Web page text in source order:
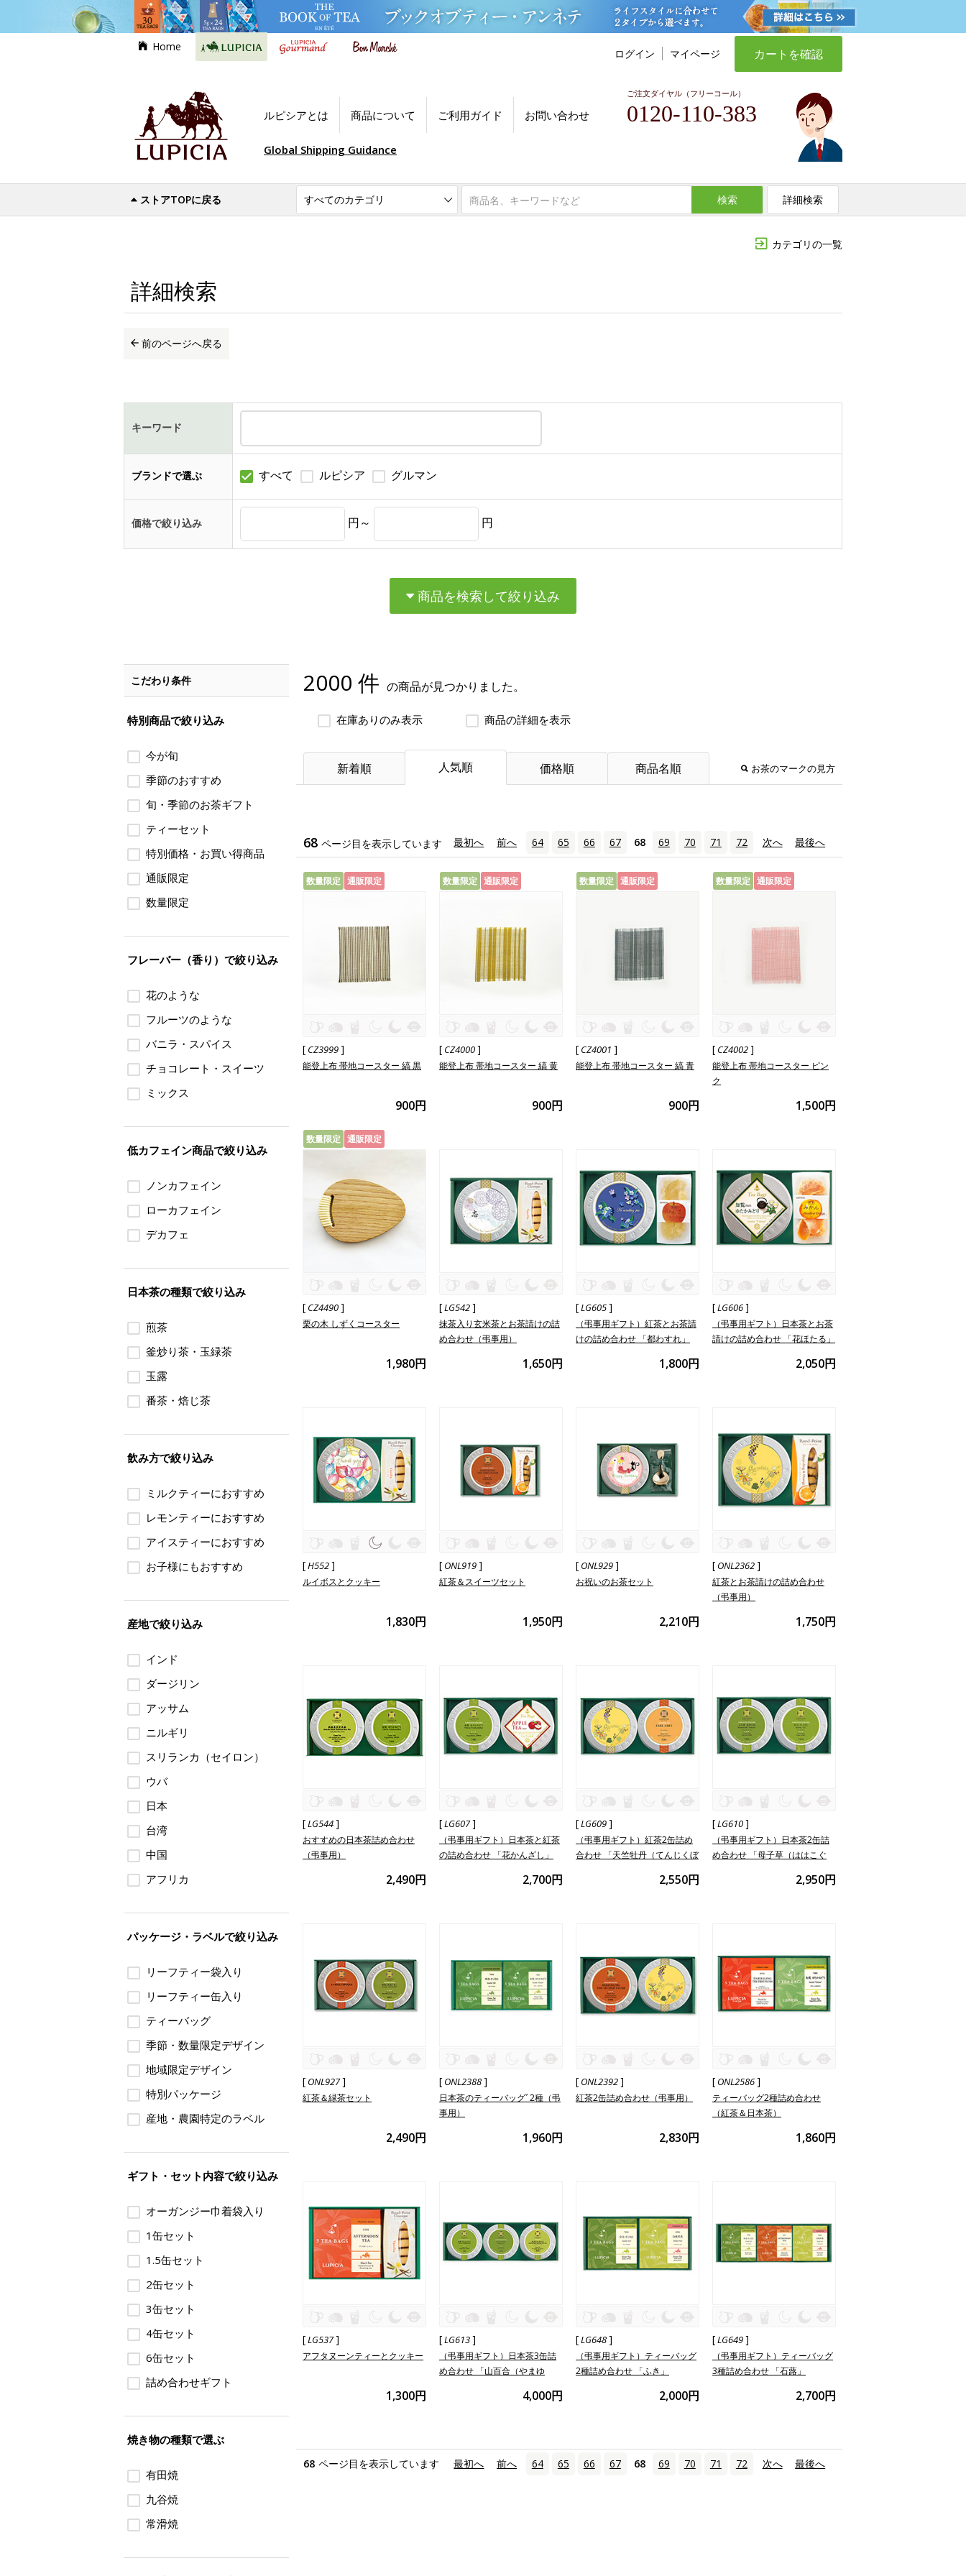
Home
ログイン マイページ カートを確認
ルピシアとは 商品について ご利用ガイド お問い合わせ
ご注文ダイヤル（フリーコール）
0120-110-383
Global Shipping Guidance
ストアTOPに戻る 検索 詳細検索
カテゴリの一覧
詳細検索
前のページへ戻る
キーワード
ブランドで選ぶ すべて ルピシア グルマン
価格で絞り込み 円～ 円
商品を検索して絞り込み
2000 件 の商品が見つかりました。
在庫ありのみ表示 商品の詳細を表示
新着順 人気順 価格順 商品名順 お茶のマークの見方
68 ページ目を表示しています 最初へ 前へ 64 65 66 67 68 69 70 71 72 次へ 最後へ
数量限定 通販限定
[ CZ3999]
能登上布 帯地コースター 縞 黒
900円
数量限定 通販限定
[ CZ4000]
能登上布 帯地コースター 縞 黄
900円
数量限定 通販限定
[ CZ4001 ]
能登上布 帯地コースター 縞 青
900円
数量限定 通販限定
[ CZ4002]
能登上布 帯地コースター ピン
ク
1,500円
数量限定 通販限定
[ CZ4490]
栗の木 しずくコースター
1,980円
[LG542]
抹茶入り玄米茶とお茶請けの詰
め合わせ（弔事用）
1,650円
[LG605]
（弔事用ギフト）紅茶とお茶請
けの詰め合わせ 「都わすれ」
1,800円
[LG606]
（弔事用ギフト）日本茶とお茶
請けの詰め合わせ 「花ほたる」
2,050円
[H552]
ルイボスとクッキー
1,830円
[ ONL919]
紅茶＆スイーツセット
1,950円
[ ONL929]
お祝いのお茶セット
2,210円
[ ONL2362]
紅茶とお茶請けの詰め合わせ
（弔事用）
1,750円
[LG544]
おすすめの日本茶詰め合わせ
（弔事用）
2,490円
[LG607]
（弔事用ギフト）日本茶と紅茶
の詰め合わせ 「花かんざし」
2,700円
[LG609]
（弔事用ギフト）紅茶2缶詰め
合わせ 「天竺牡丹（てんじくぼ
2,550円
[LG610]
（弔事用ギフト）日本茶2缶詰
め合わせ 「母子草（ははこぐ
2,950円
[ ONL927]
紅茶＆緑茶セット
2,490円
[ ONL2388]
日本茶のティーバッグﾞ2種（弔
事用）
1,960円
[ ONL2392]
紅茶2缶詰め合わせ（弔事用）
2,830円
[ ONL2586]
ティーバッグ2種詰め合わせ
（紅茶＆日本茶）
1,860円
[LG537]
アフタヌーンティーとクッキー
1,300円
[LG613]
（弔事用ギフト）日本茶3缶詰
め合わせ 「山百合（やまゆ
4,000円
[LG648]
（弔事用ギフト）ティーバッグ
2種詰め合わせ 「ふき」
2,000円
[LG649]
（弔事用ギフト）ティーバッグ
3種詰め合わせ 「石蕗」
2,700円
68 ページ目を表示しています 最初へ 前へ 64 65 66 67 68 69 70 71 72 次へ 最後へ
こだわり条件
特別商品で絞り込み
今が旬
季節のおすすめ
旬・季節のお茶ギフト
ティーセット
特別価格・お買い得商品
通販限定
数量限定
フレーバー（香り）で絞り込み
花のような
フルーツのような
バニラ・スパイス
チョコレート・スイーツ
ミックス
低カフェイン商品で絞り込み
ノンカフェイン
ローカフェイン
デカフェ
日本茶の種類で絞り込み
煎茶
釜炒り茶・玉緑茶
玉露
番茶・焙じ茶
飲み方で絞り込み
ミルクティーにおすすめ
レモンティーにおすすめ
アイスティーにおすすめ
お子様にもおすすめ
産地で絞り込み
インド
ダージリン
アッサム
ニルギリ
スリランカ（セイロン）
ウバ
日本
台湾
中国
アフリカ
パッケージ・ラベルで絞り込み
リーフティー袋入り
リーフティー缶入り
ティーバッグ
季節・数量限定デザイン
地域限定デザイン
特別パッケージ
産地・農園特定のラベル
ギフト・セット内容で絞り込み
オーガンジー巾着袋入り
1缶セット
1.5缶セット
2缶セット
3缶セット
4缶セット
6缶セット
詰め合わせギフト
焼き物の種類で選ぶ
有田焼
九谷焼
常滑焼